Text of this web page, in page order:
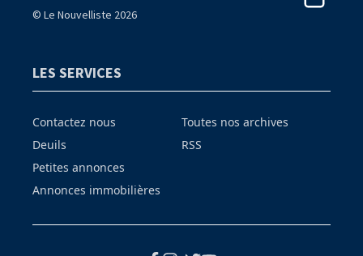
© Le Nouvelliste 2026
LES SERVICES
Contactez nous
Deuils
Petites annonces
Annonces immobilières
Toutes nos archives
RSS